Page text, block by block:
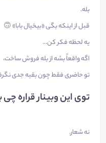
بله.
قبل از اینکه بگی «بیخیال بابا» 🙃
یه لحظه فکر کن…
اگه واقعاً بشه از بله فروش ساخت،
تو حاضری فقط چون بقیه جدی
توی این وبینار قراره
نه شعار.